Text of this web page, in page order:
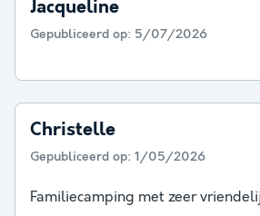
Jacqueline
Gepubliceerd op: 5/07/2026
Christelle
Gepubliceerd op: 1/05/2026
Familiecamping met zeer